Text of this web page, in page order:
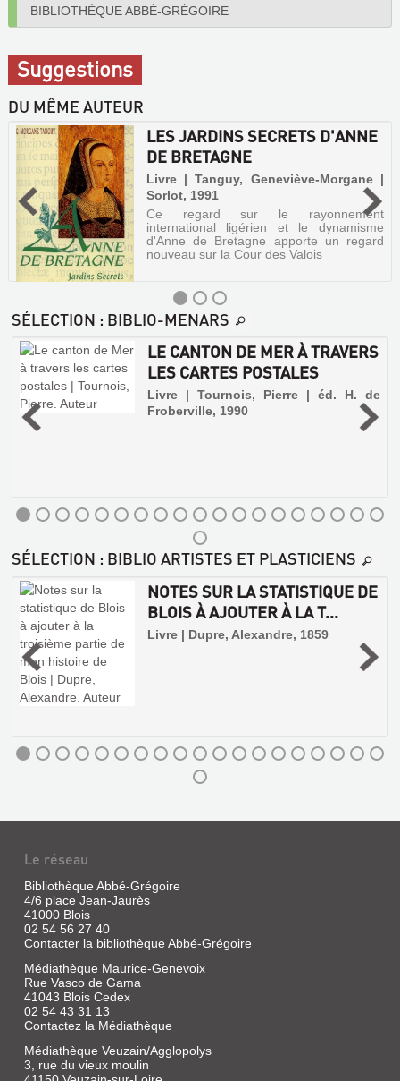
BIBLIOTHÈQUE ABBÉ-GRÉGOIRE
Suggestions
DU MÊME AUTEUR
LES JARDINS SECRETS D'ANNE
DE BRETAGNE
Livre | Tanguy, Geneviève-Morgane |
Sorlot, 1991
Ce regard sur le rayonnement
international ligérien et le dynamisme
d'Anne de Bretagne apporte un regard
nouveau sur la Cour des Valois
LES
JARDINS
SECRETS
D'ANNE
Tanguy,
Morgane
|
Sorlot,
1991
Ce
regard
sur
le
rayonnement
international
ligérien
d'Anne
de
la
des
Valois
SÉLECTION : BIBLIO-MENARS
LE CANTON DE MER À TRAVERS
LES CARTES POSTALES
Livre | Tournois, Pierre | éd. H. de
Froberville, 1990
LE
CANTON
À
LES
CARTES
POSTALES
Livre
|
Tournois,
Pierre
|
éd.
H.
de
Froberville,
1990
SÉLECTION : BIBLIO ARTISTES ET PLASTICIENS
NOTES SUR LA STATISTIQUE DE
BLOIS À AJOUTER À LA T...
Livre | Dupre, Alexandre, 1859
Le réseau
Bibliothèque Abbé-Grégoire
4/6 place Jean-Jaurès
41000 Blois
02 54 56 27 40
Contacter la bibliothèque Abbé-Grégoire
Médiathèque Maurice-Genevoix
Rue Vasco de Gama
41043 Blois Cedex
02 54 43 31 13
Contactez la Médiathèque
Médiathèque Veuzain/Agglopolys
3, rue du vieux moulin